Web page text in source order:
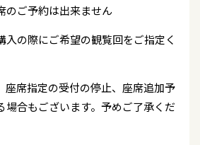
ご予約は出来ません
の際にご希望の観覧回をご指定く
座席指定の受付の停止、座席追加予
場合もございます。予めご了承くだ